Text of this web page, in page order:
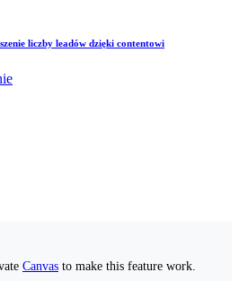
liczby leadów dzięki contentowi
Canvas to make this feature work.